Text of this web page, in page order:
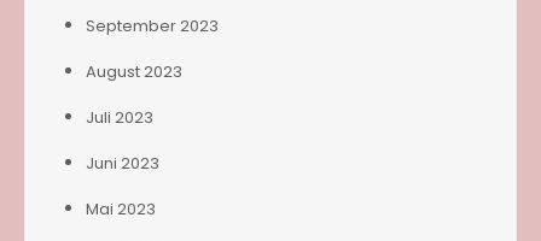
September 2023
August 2023
Juli 2023
Juni 2023
Mai 2023